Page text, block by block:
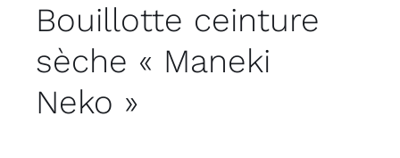
Tapisserie d’ameublement
Boutique
Bouillotte ceinture
sèche « Maneki
Neko »